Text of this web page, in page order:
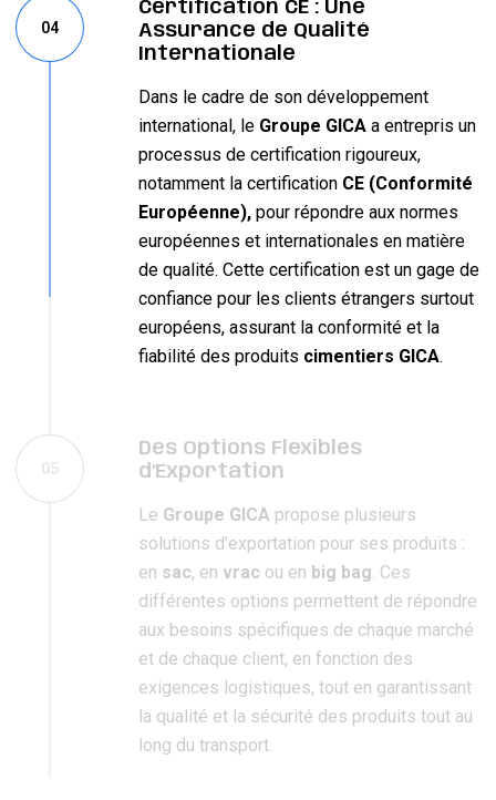
04
Certification CE : Une
Assurance de Qualité
Internationale
Dans le cadre de son développement
international, le Groupe GICA a entrepris un
processus de certification rigoureux,
notamment la certification CE (Conformité
Européenne), pour répondre aux normes
européennes et internationales en matière
de qualité. Cette certification est un gage de
confiance pour les clients étrangers surtout
européens, assurant la conformité et la
fiabilité des produits cimentiers GICA.
05
Des Options Flexibles
d'Exportation
Le Groupe GICA propose plusieurs
solutions d’exportation pour ses produits :
en sac, en vrac ou en big bag. Ces
différentes options permettent de répondre
aux besoins spécifiques de chaque marché
et de chaque client, en fonction des
exigences logistiques, tout en garantissant
la qualité et la sécurité des produits tout au
long du transport.